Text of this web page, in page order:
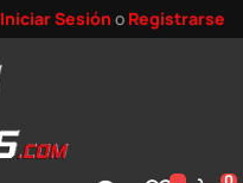
Iniciar Sesión o Registrarse